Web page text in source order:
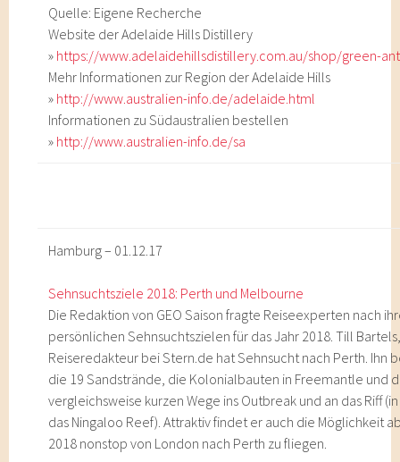
Quelle: Eigene Recherche
Website der Adelaide Hills Distillery
» https://www.adelaidehillsdistillery.com.au/shop/green-
Mehr Informationen zur Region der Adelaide Hills
» http://www.australien-info.de/adelaide.html
Informationen zu Südaustralien bestellen
» http://www.australien-info.de/sa
Hamburg – 01.12.17
Sehnsuchtsziele 2018: Perth und Melbourne
Die Redaktion von GEO Saison fragte Reiseexperten nach
persönlichen Sehnsuchtszielen für das Jahr 2018. Till
Reiseredakteur bei Stern.de hat Sehnsucht nach Perth. Ihn
die 19 Sandstrände, die Kolonialbauten in Freemantle und
vergleichsweise kurzen Wege ins Outbreak und an das Riff
das Ningaloo Reef). Attraktiv findet er auch die Möglichkeit
2018 nonstop von London nach Perth zu fliegen.